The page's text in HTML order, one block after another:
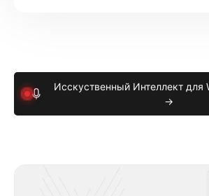
Исскуственный Интеллект для
→